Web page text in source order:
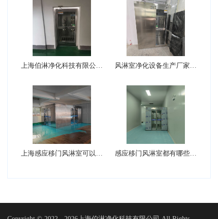
上海伯淋净化科技有限公司风淋室··· 风淋室净化设备生产厂家可以生产···
上海感应移门风淋室可以设计成L··· 感应移门风淋室都有哪些核心的组···